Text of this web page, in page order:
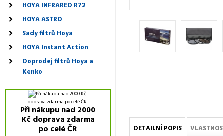
DETAILNÍ POPIS
HOYA INFRARED R72
HOYA ASTRO
Sady filtrů Hoya
HOYA Instant Action
Doprodej filtrů Hoya a
Kenko
Při nákupu nad 2000
Kč doprava zdarma
po celé ČR